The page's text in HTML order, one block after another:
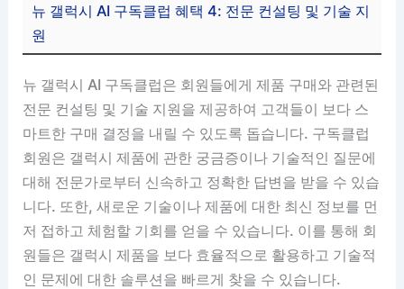
뉴 갤럭시 AI 구독클럽 혜택 4: 전문 컨설팅 및 기술 지
원
뉴 갤럭시 AI 구독클럽은 회원들에게 제품 구매와 관련된
전문 컨설팅 및 기술 지원을 제공하여 고객들이 보다 스
마트한 구매 결정을 내릴 수 있도록 돕습니다. 구독클럽
회원은 갤럭시 제품에 관한 궁금증이나 기술적인 질문에
대해 전문가로부터 신속하고 정확한 답변을 받을 수 있습
니다. 또한, 새로운 기술이나 제품에 대한 최신 정보를 먼
저 접하고 체험할 기회를 얻을 수 있습니다. 이를 통해 회
원들은 갤럭시 제품을 보다 효율적으로 활용하고 기술적
인 문제에 대한 솔루션을 빠르게 찾을 수 있습니다.